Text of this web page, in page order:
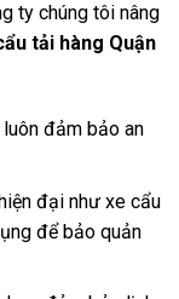
ty chúng tôi nâng
tải hàng Quận
đảm bảo an
đại như xe cẩu
để bảo quản